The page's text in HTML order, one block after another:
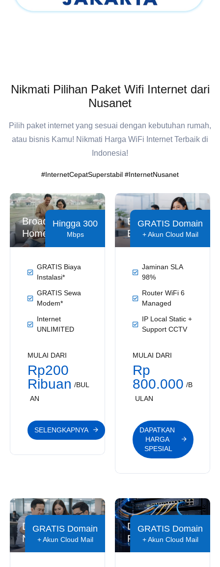
Nikmati Pilihan Paket Wifi Internet dari
Nusanet
Pilih paket internet yang sesuai dengan kebutuhan rumah,
atau bisnis Kamu! Nikmati Harga WiFi Internet Terbaik di
Indonesia!
#InternetCepatSuperstabil #InternetNusanet
Broadband
Home
Hingga 300
Mbps
GRATIS Biaya
Instalasi*
GRATIS Sewa
Modem*
Internet
UNLIMITED
MULAI DARI
Rp200
Ribuan /BUL
AN
SELENGKAPNYA
Broadband
Business
GRATIS Domain
+ Akun Cloud Mail
Jaminan SLA
98%
Router WiFi 6
Managed
IP Local Static +
Support CCTV
MULAI DARI
Rp
800.000 /B
ULAN
DAPATKAN
HARGA
SPESIAL
Dedicated
Nova
GRATIS Domain
+ Akun Cloud Mail
Dedicated
Priority
GRATIS Domain
+ Akun Cloud Mail